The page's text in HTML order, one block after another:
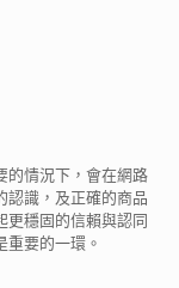
的情況下，會在網路
認識，及正確的商品
更穩固的信賴與認同
重要的一環。